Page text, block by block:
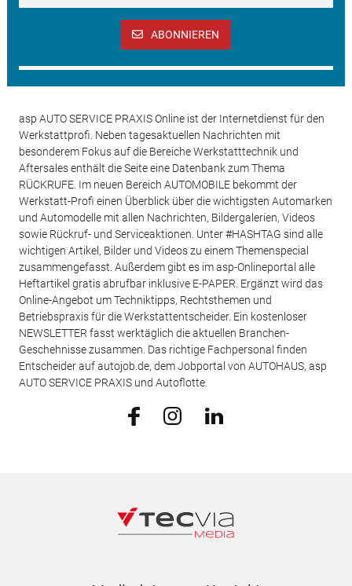
ABONNIEREN
asp AUTO SERVICE PRAXIS Online ist der Internetdienst für den
Werkstattprofi. Neben tagesaktuellen Nachrichten mit
besonderem Fokus auf die Bereiche Werkstatttechnik und
Aftersales enthält die Seite eine Datenbank zum Thema
RÜCKRUFE. Im neuen Bereich AUTOMOBILE bekommt der
Werkstatt-Profi einen Überblick über die wichtigsten Automarken
und Automodelle mit allen Nachrichten, Bildergalerien, Videos
sowie Rückruf- und Serviceaktionen. Unter #HASHTAG sind alle
wichtigen Artikel, Bilder und Videos zu einem Themenspecial
zusammengefasst. Außerdem gibt es im asp-Onlineportal alle
Heftartikel gratis abrufbar inklusive E-PAPER. Ergänzt wird das
Online-Angebot um Techniktipps, Rechtsthemen und
Betriebspraxis für die Werkstattentscheider. Ein kostenloser
NEWSLETTER fasst werktäglich die aktuellen Branchen-
Geschehnisse zusammen. Das richtige Fachpersonal finden
Entscheider auf autojob.de, dem Jobportal von AUTOHAUS, asp
AUTO SERVICE PRAXIS und Autoflotte.